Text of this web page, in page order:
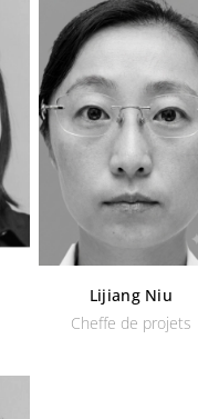
Lijiang Niu
Cheffe de projets